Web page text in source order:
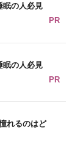
眠の人必見
PR
眠の人必見
PR
れるのはど